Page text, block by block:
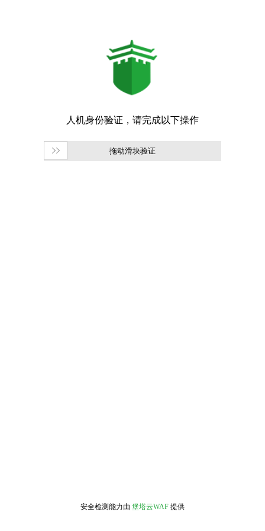
拖动滑块验证
安全检测能力由 堡塔云WAF 提供